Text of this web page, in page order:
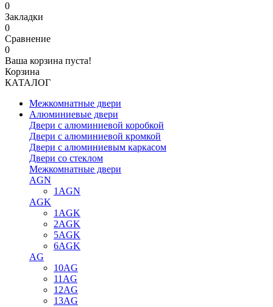
0
Закладки
0
Сравнение
0
Ваша корзина пуста!
Корзина
КАТАЛОГ
Межкомнатные двери
Алюминиевые двери
Двери с алюминиевой коробкой
Двери с алюминиевой кромкой
Двери с алюминиевым каркасом
Двери со стеклом
Межкомнатные двери
AGN
1AGN
AGK
1AGK
2AGK
5AGK
6AGK
AG
10AG
11AG
12AG
13AG